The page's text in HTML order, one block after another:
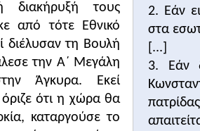
λαούς, δεν μπορεί να
στον εαυτό του και οι
να ζει υποδουλωμένο.
μιας τουρκικής εθνικής
2. Εάν
στα
[...]
3. Εάν
τους
από τότε Εθνικό
διέλυσαν τη Βουλή
την Α΄ Μεγάλη
Άγκυρα. Εκεί
ότι η χώρα θα
καταργούσε το